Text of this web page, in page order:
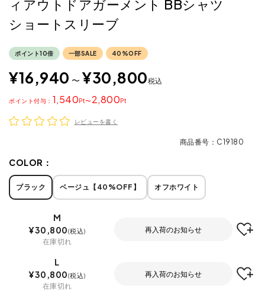
ィアウトドアガーメント BBシャツ
ショートスリーブ
ポイント10倍 一部SALE 40%OFF
¥16,940 〜 ¥30,800税込
1,540 〜2,800
ポイント
レビューを書く
商品番号 C19180
COLOR：
ブラック ベージュ【40%OFF】 オフホワイト
M
¥30,800 税込
在庫切れ
再入荷のお知らせ
L
¥30,800 税込
在庫切れ
再入荷のお知らせ